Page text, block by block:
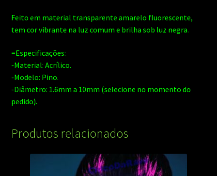
Feito em material transparente amarelo fluorescente,
tem cor vibrante na luz comum e brilha sob luz negra.
=Especificações:
-Material: Acrílico.
-Modelo: Pino.
-Diâmetro: 1.6mm a 10mm (selecione no momento do
pedido).
Produtos relacionados